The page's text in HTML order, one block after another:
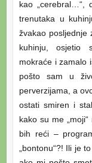
kao „cerebral…“,
trenutaka u
žvakao posljednje
kuhinju, osjetio
mokraće i zamalo
pošto sam u
perverzijama, a
ostati smiren i
kako su me
bih reći –
„bontonu“?! Ili je